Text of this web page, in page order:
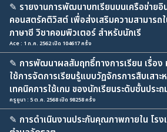
✎ รายงานการพัฒนาบทเรียนบนเครือข่าย
คอนสตรัคติวิสต์ เพื่อส่งเสริมความสามารถ
ภาษาซี วิชาคอมพิวเตอร์ สำหรับนักเรี
Ace : 1 ก.ค. 2562 เปิด 104617 ครั้ง
✎ การพัฒนาผลสัมฤทธิ์ทางการเรียน เรื่อ
ใช้การจัดการเรียนรู้แบบวัฏจักรการสืบเสา
เทคนิคการใช้เกม ของนักเรียนระดับชั้นประ
ครูยูนา : 5 ต.ค. 2568 เปิด 98258 ครั้ง
✎ การดำเนินงานประกันคุณภาพภายใน โรง